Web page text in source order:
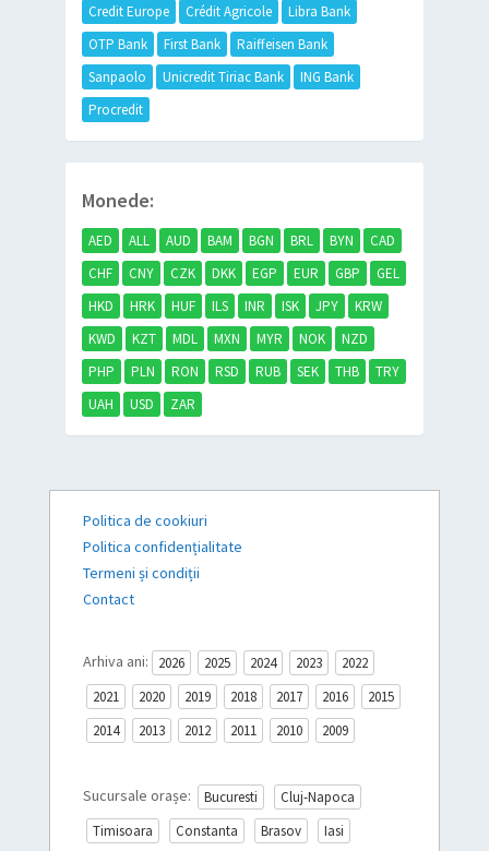
Credit Europe
Crédit Agricole
Libra Bank
OTP Bank
First Bank
Raiffeisen Bank
Sanpaolo
Unicredit Tiriac Bank
ING Bank
Procredit
Monede:
AED ALL AUD BAM BGN BRL BYN
CAD
CHF
CNY CZK DKK EGP EUR GBP
GEL
HKD
HRK HUF ILS INR ISK JPY
KRW
KWD
KZT MDL MXN MYR NOK
NZD
PHP
PLN RON RSD RUB SEK THB
TRY
UAH
USD ZAR
Politica de cookiuri
Politica confidențialitate
Termeni și condiții
Contact
Arhiva ani: 2026 2025 2024 2023
2022
2021
2020 2019 2018 2017 2016
2015
2014
2013 2012 2011 2010 2009
Sucursale orașe: Bucuresti
Cluj-Napoca
Timisoara
Constanta Brasov Iasi